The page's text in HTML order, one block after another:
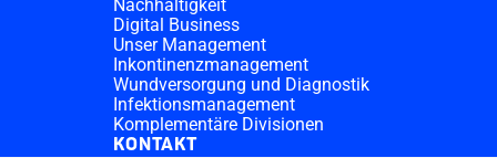
Nachhaltigkeit
Digital Business
Unser Management
Inkontinenzmanagement
Wundversorgung und Diagnostik
Infektionsmanagement
Komplementäre Divisionen
KONTAKT